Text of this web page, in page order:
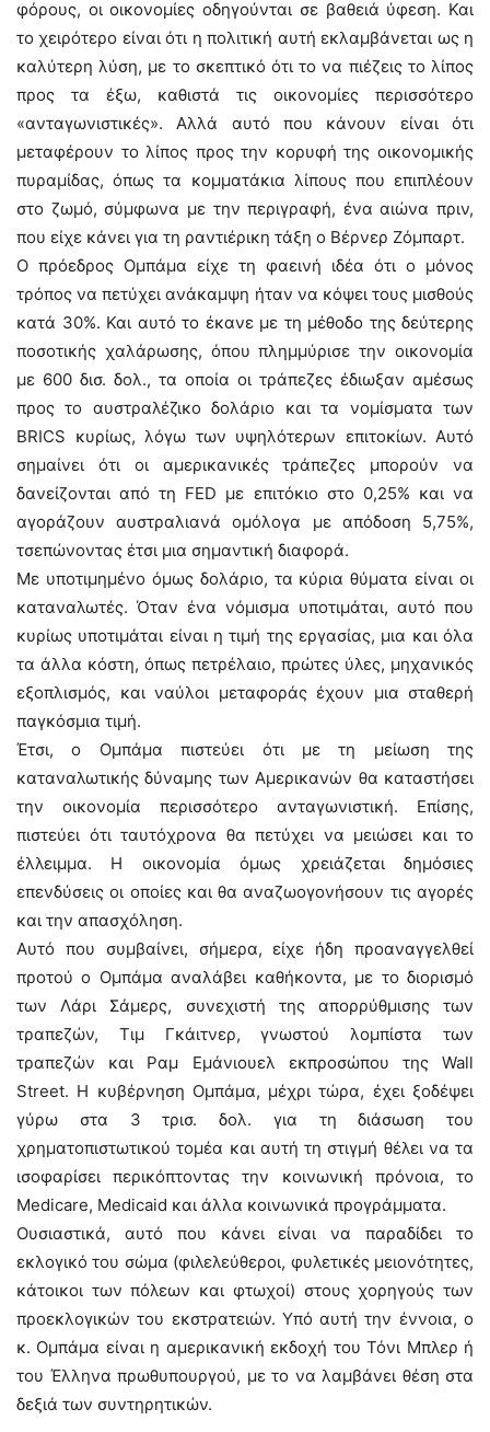
φόρους, οι οικονομίες οδηγούνται σε βαθειά ύφεση. Και
το χειρότερο είναι ότι η πολιτική αυτή εκλαμβάνεται ως η
καλύτερη λύση, με το σκεπτικό ότι το να πιέζεις το λίπος
προς τα έξω, καθιστά τις οικονομίες περισσότερο
«ανταγωνιστικές». Αλλά αυτό που κάνουν είναι ότι
μεταφέρουν το λίπος προς την κορυφή της οικονομικής
πυραμίδας, όπως τα κομματάκια λίπους που επιπλέουν
στο ζωμό, σύμφωνα με την περιγραφή, ένα αιώνα πριν,
που είχε κάνει για τη ραντιέρικη τάξη ο Βέρνερ Ζόμπαρτ.
Ο πρόεδρος Ομπάμα είχε τη φαεινή ιδέα ότι ο μόνος
τρόπος να πετύχει ανάκαμψη ήταν να κόψει τους μισθούς
κατά 30%. Και αυτό το έκανε με τη μέθοδο της δεύτερης
ποσοτικής χαλάρωσης, όπου πλημμύρισε την οικονομία
με 600 δισ. δολ., τα οποία οι τράπεζες έδιωξαν αμέσως
προς το αυστραλέζικο δολάριο και τα νομίσματα των
BRICS κυρίως, λόγω των υψηλότερων επιτοκίων. Αυτό
σημαίνει ότι οι αμερικανικές τράπεζες μπορούν να
δανείζονται από τη FED με επιτόκιο στο 0,25% και να
αγοράζουν αυστραλιανά ομόλογα με απόδοση 5,75%,
τσεπώνοντας έτσι μια σημαντική διαφορά.
Με υποτιμημένο όμως δολάριο, τα κύρια θύματα είναι οι
καταναλωτές. Όταν ένα νόμισμα υποτιμάται, αυτό που
κυρίως υποτιμάται είναι η τιμή της εργασίας, μια και όλα
τα άλλα κόστη, όπως πετρέλαιο, πρώτες ύλες, μηχανικός
εξοπλισμός, και ναύλοι μεταφοράς έχουν μια σταθερή
παγκόσμια τιμή.
Έτσι, ο Ομπάμα πιστεύει ότι με τη μείωση της
καταναλωτικής δύναμης των Αμερικανών θα καταστήσει
την οικονομία περισσότερο ανταγωνιστική. Επίσης,
πιστεύει ότι ταυτόχρονα θα πετύχει να μειώσει και το
έλλειμμα. Η οικονομία όμως χρειάζεται δημόσιες
επενδύσεις οι οποίες και θα αναζωογονήσουν τις αγορές
και την απασχόληση.
Αυτό που συμβαίνει, σήμερα, είχε ήδη προαναγγελθεί
προτού ο Ομπάμα αναλάβει καθήκοντα, με το διορισμό
των Λάρι Σάμερς, συνεχιστή της απορρύθμισης των
τραπεζών, Τιμ Γκάιτνερ, γνωστού λομπίστα των
τραπεζών και Ραμ Εμάνιουελ εκπροσώπου της Wall
Street. Η κυβέρνηση Ομπάμα, μέχρι τώρα, έχει ξοδέψει
γύρω στα 3 τρισ. δολ. για τη διάσωση του
χρηματοπιστωτικού τομέα και αυτή τη στιγμή θέλει να τα
ισοφαρίσει περικόπτοντας την κοινωνική πρόνοια, το
Medicare, Medicaid και άλλα κοινωνικά προγράμματα.
Ουσιαστικά, αυτό που κάνει είναι να παραδίδει το
εκλογικό του σώμα (φιλελεύθεροι, φυλετικές μειονότητες,
κάτοικοι των πόλεων και φτωχοί) στους χορηγούς των
προεκλογικών του εκστρατειών. Υπό αυτή την έννοια, ο
κ. Ομπάμα είναι η αμερικανική εκδοχή του Τόνι Μπλερ ή
του Έλληνα πρωθυπουργού, με το να λαμβάνει θέση στα
δεξιά των συντηρητικών.